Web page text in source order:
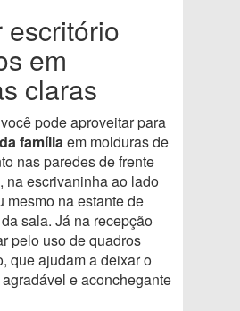
escritório
em
claras
pode aproveitar para
famíliaem molduras de
nas paredes de frente
na escrivaninha ao lado
mesmo na estante de
sala. Já na recepção
pelo uso de quadros
que ajudam a deixar o
e aconchegante